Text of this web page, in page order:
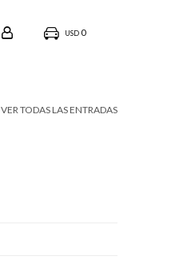
USD 0
VER TODAS LAS ENTRADAS